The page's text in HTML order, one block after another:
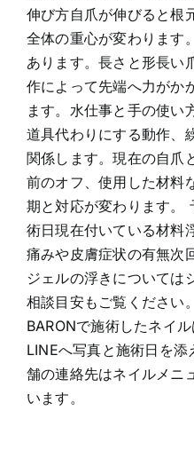
伸び方自爪が伸びると根
全体の重心が変わります
あります。長さと形長い
作によって先端へ力がか
ます。水仕事と手の使い
道具代わりにする動作、
関係します。現在の自爪
前のオフ、使用した材料
期と対応が変わります。
術日現在付いている材料
痛みや皮膚症状の有無次
ジェルの浮きについては
相談目安もご覧ください
BARONで施術したネイ
LINEへ写真と施術日を
舗の連絡先はネイルメニ
います。